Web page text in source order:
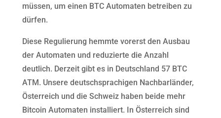
müssen, um einen BTC Automaten betreiben zu
dürfen.
Diese Regulierung hemmte vorerst den Ausbau
der Automaten und reduzierte die Anzahl
deutlich. Derzeit gibt es in Deutschland 57 BTC
ATM. Unsere deutschsprachigen Nachbarländer,
Österreich und die Schweiz haben beide mehr
Bitcoin Automaten installiert. In Österreich sind